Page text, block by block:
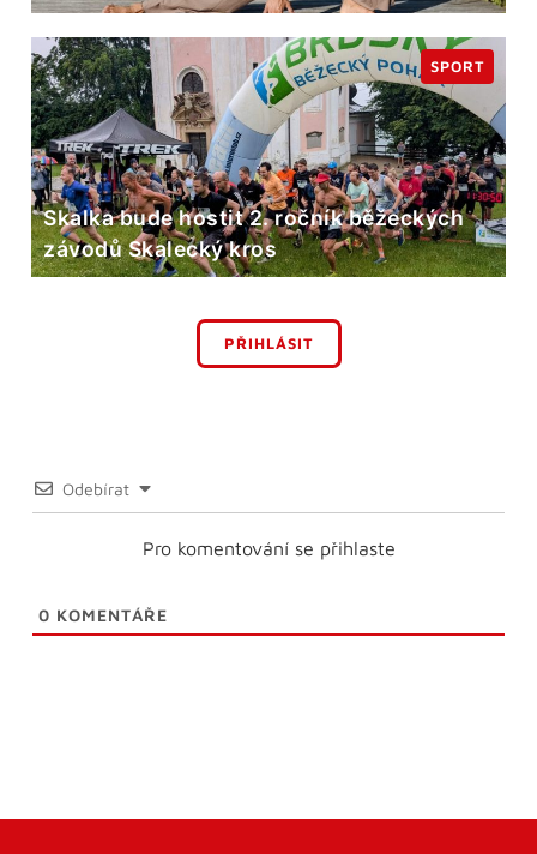
Skalka bude hostit 2. ročník běžeckých
závodů Skalecký kros
SPORT
PŘIHLÁSIT
Odebírat
Pro komentování se přihlaste
0 KOMENTÁŘE